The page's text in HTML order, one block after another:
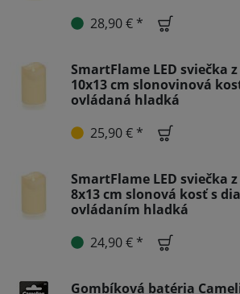
28,90 € *
SmartFlame LED sviečka
10x13 cm slonovinová
ovládaná hladká
25,90 € *
SmartFlame LED sviečka
8x13 cm slonová kosť s
ovládaním hladká
24,90 € *
Gombíková batéria